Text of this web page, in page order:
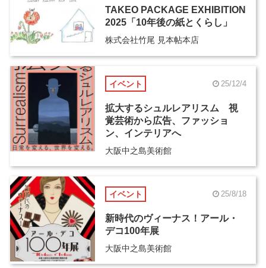
TAKEO PACKAGE EXHIBITION
2025「10年後の紙とくらし」
株式会社竹尾 見本帖本店
イベント 25/12/4
拡大するシュルレアリスム 視
覚芸術から広告、ファッショ
ン、インテリアへ
大阪中之島美術館
イベント 25/8/18
新時代のヴィーナス！アール・
デコ100年展
大阪中之島美術館